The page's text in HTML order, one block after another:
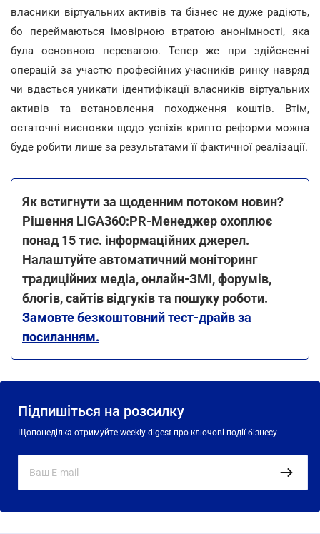
власники віртуальних активів та бізнес не дуже радіють,
бо переймаються імовірною втратою анонімності, яка
була основною перевагою. Тепер же при здійсненні
операцій за участю професійних учасників ринку навряд
чи вдасться уникати ідентифікації власників віртуальних
активів та встановлення походження коштів. Втім,
остаточні висновки щодо успіхів крипто реформи можна
буде робити лише за результатами її фактичної реалізації.
Як встигнути за щоденним потоком новин?
Рішення LIGA360:PR-Менеджер охоплює
понад 15 тис. інформаційних джерел.
Налаштуйте автоматичний моніторинг
традиційних медіа, онлайн-ЗМІ, форумів,
блогів, сайтів відгуків та пошуку роботи.
Замовте безкоштовний тест-драйв за
посиланням.
Підпишіться на розсилку
Щопонеділка отримуйте weekly-digest про ключові події бізнесу